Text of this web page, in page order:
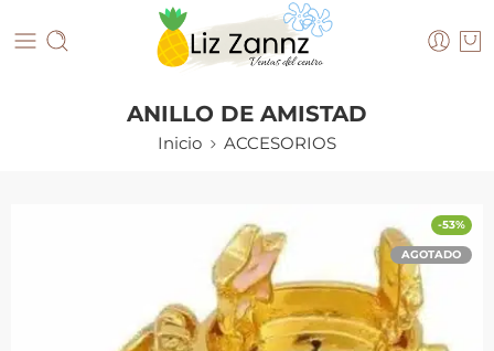
ANILLO DE AMISTAD
Inicio ACCESORIOS
-53%
AGOTADO